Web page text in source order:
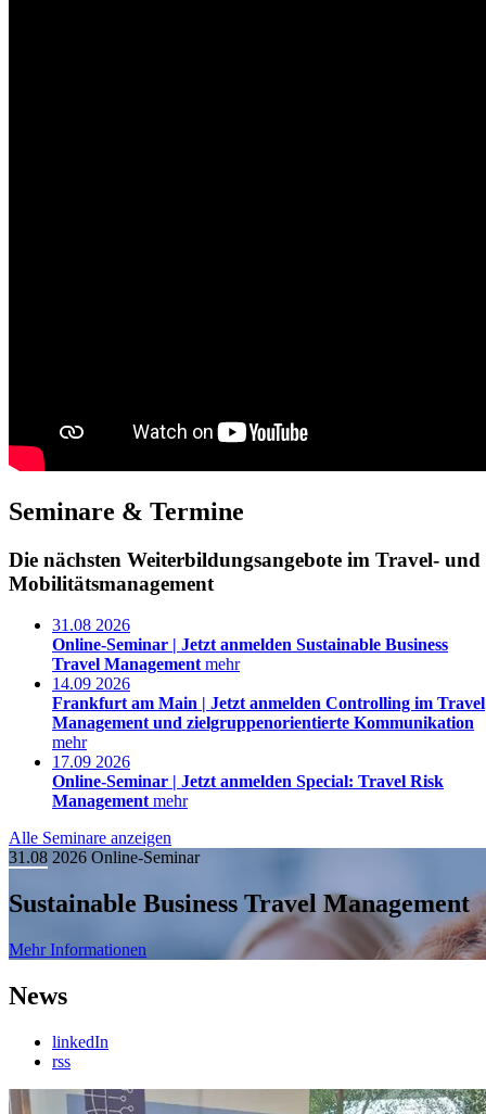
Seminare & Termine
Die nächsten Weiterbildungsangebote im Travel- und
Mobilitätsmanagement
31.08 2026
Online-Seminar | Jetzt anmelden Sustainable Business
Travel Management mehr
14.09 2026
Frankfurt am Main | Jetzt anmelden Controlling im Travel
Management und zielgruppenorientierte Kommunikation
mehr
17.09 2026
Online-Seminar | Jetzt anmelden Special: Travel Risk
Management mehr
Alle Seminare anzeigen
31.08 2026 Online-Seminar
Sustainable Business Travel Management
Mehr Informationen
News
linkedIn
rss